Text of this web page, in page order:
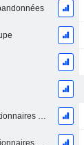
Résultat net pour les actionnaires ordinaires, éléments exceptionnels inclus.
Revenu net pour les actionnaires ordinaires, hors éléments exceptionnelsRésultat net pour les actionnaires ordinaires, éléments exceptionnels exclus.